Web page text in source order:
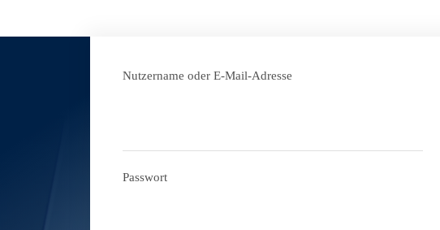
Nutzername oder E-Mail-Adresse
Passwort